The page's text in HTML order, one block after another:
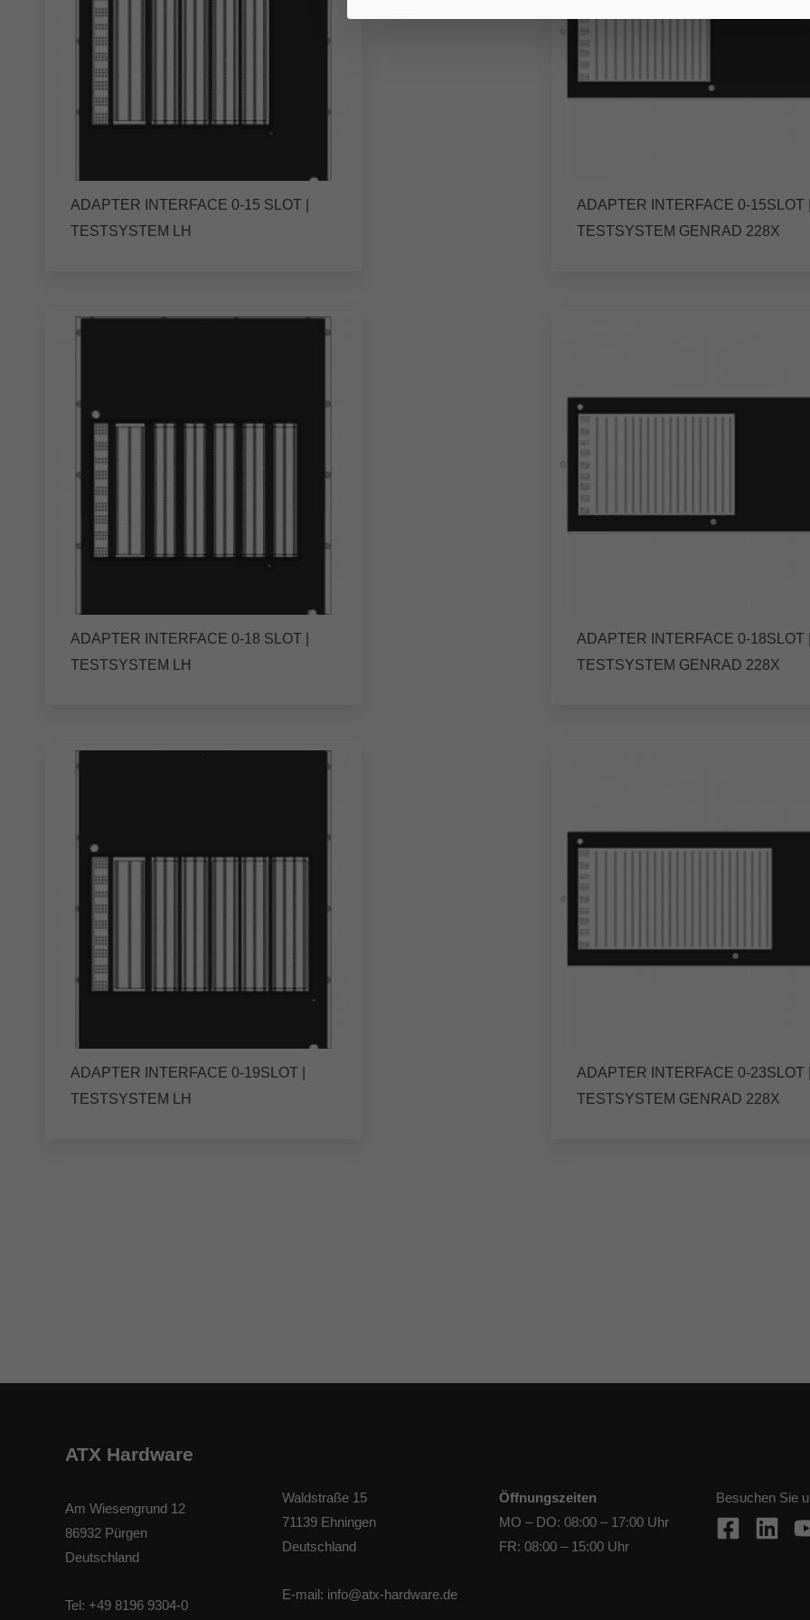
ADAPTER INTERFACE 0-15 SLOT |
TESTSYSTEM LH
ADAPTER INTERFACE 0-15SLOT
TESTSYSTEM GENRAD 228X
ADAPTER INTERFACE 0-18 SLOT |
TESTSYSTEM LH
ADAPTER INTERFACE 0-18SLOT
TESTSYSTEM GENRAD 228X
ADAPTER INTERFACE 0-19SLOT |
TESTSYSTEM LH
ADAPTER INTERFACE 0-23SLOT
TESTSYSTEM GENRAD 228X
ATX Hardware
Am Wiesengrund 12
86932 Pürgen
Deutschland
Tel: +49 8196 9304-0
Waldstraße 15
71139 Ehningen
Deutschland
E-mail: info@atx-hardware.de
Öffnungszeiten
MO – DO: 08:00 – 17:00 Uhr
FR: 08:00 – 15:00 Uhr
Besuchen Sie